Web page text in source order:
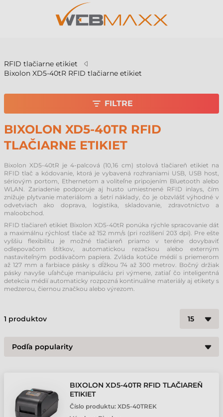
RFID tlačiarne etikiet
Bixolon XD5-40tR RFID tlačiarne etikiet
BIXOLON XD5-40TR RFID
TLAČIARNE ETIKIET
Bixolon XD5-40tR je 4-palcová (10,16 cm) stolová tlačiareň etikiet na
RFID tlač a kódovanie, ktorá je vybavená rozhraniami USB, USB host,
sériovým portom, Ethernetom a voliteľne pripojením Bluetooth alebo
WLAN. Zariadenie podporuje aj husto umiestnené RFID inlays, čím
znižuje plytvanie materiálom a šetrí náklady, čo je obzvlášť výhodné v
odvetviach ako doprava, logistika, skladovanie, zdravotníctvo a
maloobchod.
RFID tlačiareň etikiet Bixolon XD5-40tR ponúka rýchle spracovanie dát
a maximálnu rýchlosť tlače až 152 mm/s (pri rozlíšení 203 dpi). Pre ešte
vyššiu flexibilitu je možné tlačiareň priamo v teréne dovybaviť
odlepovačom štítkov, automatickou rezačkou alebo externým
nastaviteľným podávačom papiera. Zvláda kotúče médií s priemerom
až 127 mm a farbiace pásky s dĺžkou 74 až 300 metrov. Bočný držiak
pásky navyše uľahčuje manipuláciu pri výmene, zatiaľ čo inteligentná
detekcia médií automaticky rozpozná kontinuálne materiály aj etikety s
medzerou, čiernou značkou alebo výrezom.
1 produktov
BIXOLON XD5-40TR RFID TLAČIAREŇ
ETIKIET
Číslo produktu: XD5-40TREK
FILTRE